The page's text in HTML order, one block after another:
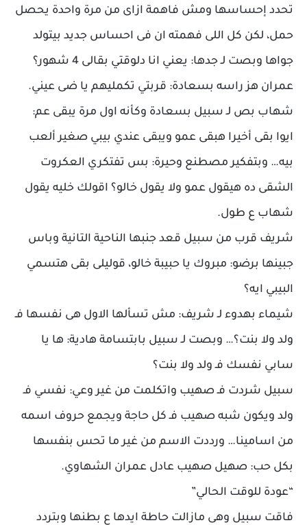
تحدد إحساسها ومش فاهمة ازاى من مرة واحدة يحصل
حمل، لكن كل اللى فهمته ان فى احساس جديد بيتولد
جواها وبصت لـ جدها: يعني انا دلوقتي بقالى 4 شهور؟
عمران هز راسه بسعادة: قربتي تكمليهم يا ضى عيني.
شهاب بص لـ سبيل بسعادة وكأنه اول مرة يبقى عم:
ايوا بقى أخيرا هبقى عمو ويبقى عندي بيبي صغير ألعب
بيه… وبتفكير مصطنع وحيرة: بس تفتكري العكروت
الشقى ده هيقول عمو ولا يقول خالو؟ اقولك خليه يقول
شهاب ع طول.
شريف قرب من سبيل قعد جنبها الناحية التانية وباس
جبينها برضو: مبروك يا حبيبة خالو، قوليلى بقى هتسمي
البيبي ايه؟
شيماء بهدوء لـ شريف: مش تسألها الاول هى نفسها فـ
ولد ولا بنت؟… وبصت لـ سبيل بابتسامة هادية: ها يا
سابي نفسك فـ ولد ولا بنت؟
سبيل شردت فـ صهيب واتكلمت من غير وعي: نفسي فـ
ولد ويكون شبه صهيب فـ كل حاجة ويجمع حروف اسمه
من اسامينا… ورددت الاسم من غير ما تحس بنفسها
بكل حب: صهيل صهيب عادل عمران الشهاوي.
“عودة للوقت الحالي”
فاقت سبيل وهى مازالت حاطة ايدها ع بطنها وبتردد